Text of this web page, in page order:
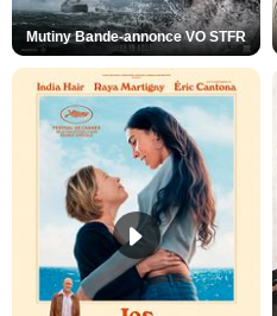
Mutiny Bande-annonce VO STFR